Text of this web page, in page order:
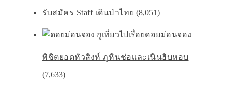
รับสมัคร Staff เดินป่าไทย (8,051)
ดอยม่อนจอง
พิชิตยอดหัวสิงห์ ภูหินช่อเเละเนินฮิบหอบ
(7,633)